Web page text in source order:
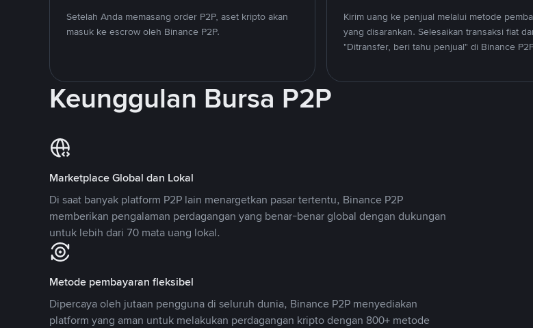
Setelah Anda memasang order P2P, aset kripto akan
masuk ke escrow oleh Binance P2P.
Kirim uang ke penjual melalui metode
yang disarankan. Selesaikan transaksi fiat
"Ditransfer, beri tahu penjual" di Binance
Keunggulan Bursa P2P
Marketplace Global dan Lokal
Di saat banyak platform P2P lain menargetkan pasar tertentu, Binance P2P
memberikan pengalaman perdagangan yang benar-benar global dengan dukungan
untuk lebih dari 70 mata uang lokal.
Metode pembayaran fleksibel
Dipercaya oleh jutaan pengguna di seluruh dunia, Binance P2P menyediakan
platform yang aman untuk melakukan perdagangan kripto dengan 800+ metode